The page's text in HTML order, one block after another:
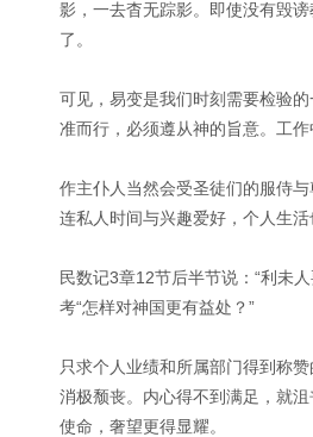
影，一去杳无踪影。即使没有毁
了。
可见，易变是我们时刻需要检验
准而行，必须遵从神的旨意。工
作主仆人当然会受圣徒们的服侍
连私人时间与兴趣爱好，个人生
民数记3章12节后半节说：“利未
考“怎样对神国更有益处？”
只求个人业绩和所属部门得到称
消极颓丧。内心得不到满足，就
使命，奢望更得显耀。